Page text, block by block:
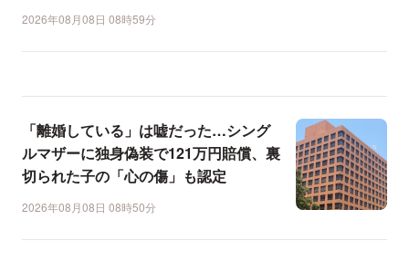
2026年08月08日 08時59分
「離婚している」は嘘だった…シング
ルマザーに独身偽装で121万円賠償、裏
切られた子の「心の傷」も認定
2026年08月08日 08時50分